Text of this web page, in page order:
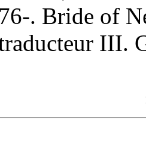
. Bride of
III.